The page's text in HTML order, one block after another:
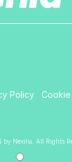
Policy
Nexilia. All Rights